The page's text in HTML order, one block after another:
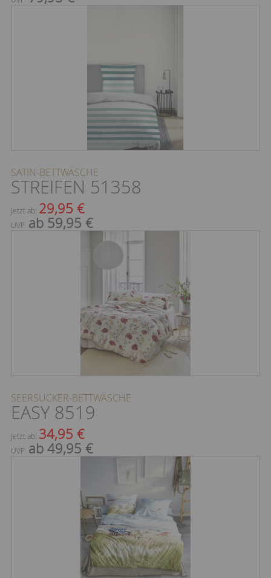
SATIN-BETTWÄSCHE
STREIFEN 51358
Jetzt ab: 29,95 €
UVP ab 59,95 €
SEERSUCKER-BETTWÄSCHE
EASY 8519
Jetzt ab: 34,95 €
UVP ab 49,95 €